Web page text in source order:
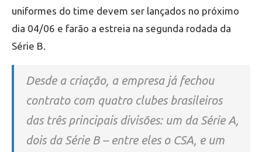
uniformes do time devem ser lançados no próximo
dia 04/06 e farão a estreia na segunda rodada da
Série B.
Desde a criação, a empresa já fechou
contrato com quatro clubes brasileiros
das três principais divisões: um da Série A,
dois da Série B – entre eles o CSA, e um